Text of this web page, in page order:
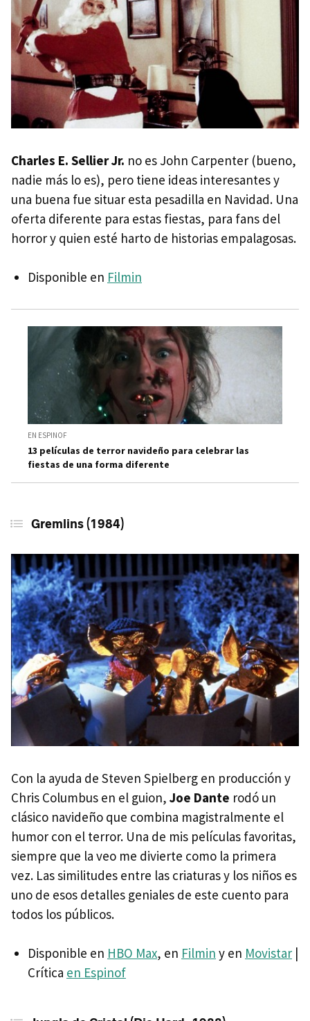
Charles E. Sellier Jr. no es John Carpenter (bueno,
nadie más lo es), pero tiene ideas interesantes y
una buena fue situar esta pesadilla en Navidad. Una
oferta diferente para estas fiestas, para fans del
horror y quien esté harto de historias empalagosas.
Disponible en Filmin
EN ESPINOF
13 películas de terror navideño para celebrar las
fiestas de una forma diferente
Gremlins (1984)
Con la ayuda de Steven Spielberg en producción y
Chris Columbus en el guion, Joe Dante rodó un
clásico navideño que combina magistralmente el
humor con el terror. Una de mis películas favoritas,
siempre que la veo me divierte como la primera
vez. Las similitudes entre las criaturas y los niños es
uno de esos detalles geniales de este cuento para
todos los públicos.
Disponible en HBO Max, en Filmin y en Movistar |
Crítica en Espinof